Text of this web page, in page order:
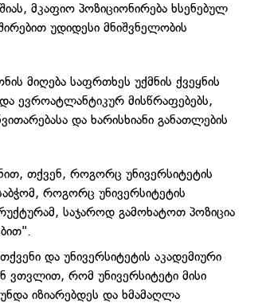
მკაფიო პოზიციონირება ხსენებულ
უდიდესი მნიშვნელობის
მიღება საფრთხეს უქმნის ქვეყნის
ევროატლანტიკურ მისწრაფებებს,
და ხარისხიანი განათლების
თქვენ, როგორც უნივერსიტეტის
როგორც უნივერსიტეტის
საჯაროდ გამოხატოთ პოზიცია
და უნივერსიტეტის აკადემიური
ვთვლით, რომ უნივერსიტეტი მისი
იზიარებდეს და ხმამაღლა